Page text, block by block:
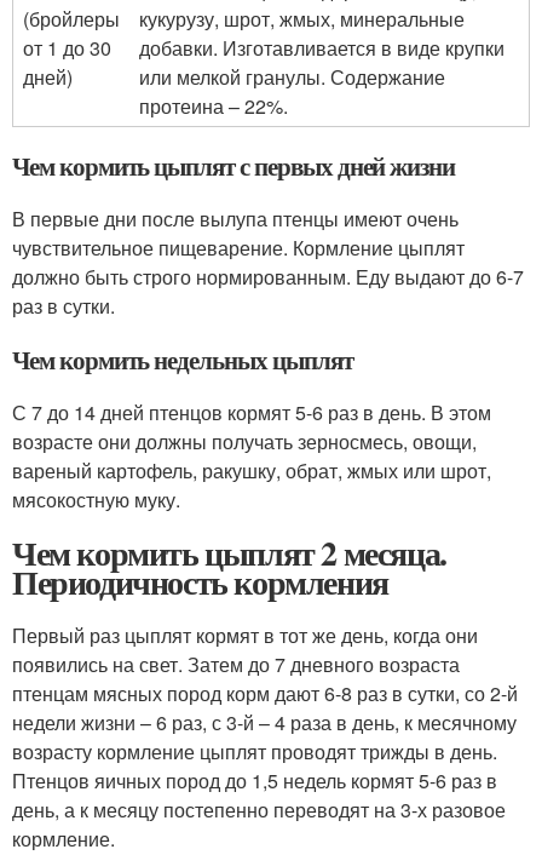
(бройлеры
от 1 до 30
дней)
кукурузу, шрот, жмых, минеральные
добавки. Изготавливается в виде крупки
или мелкой гранулы. Содержание
протеина – 22%.
Чем кормить цыплят с первых дней жизни
В первые дни после вылупа птенцы имеют очень
чувствительное пищеварение. Кормление цыплят
должно быть строго нормированным. Еду выдают до 6-7
раз в сутки.
Чем кормить недельных цыплят
С 7 до 14 дней птенцов кормят 5-6 раз в день. В этом
возрасте они должны получать зерносмесь, овощи,
вареный картофель, ракушку, обрат, жмых или шрот,
мясокостную муку.
Чем кормить цыплят 2 месяца.
Периодичность кормления
Первый раз цыплят кормят в тот же день, когда они
появились на свет. Затем до 7 дневного возраста
птенцам мясных пород корм дают 6-8 раз в сутки, со 2-й
недели жизни – 6 раз, с 3-й – 4 раза в день, к месячному
возрасту кормление цыплят проводят трижды в день.
Птенцов яичных пород до 1,5 недель кормят 5-6 раз в
день, а к месяцу постепенно переводят на 3-х разовое
кормление.